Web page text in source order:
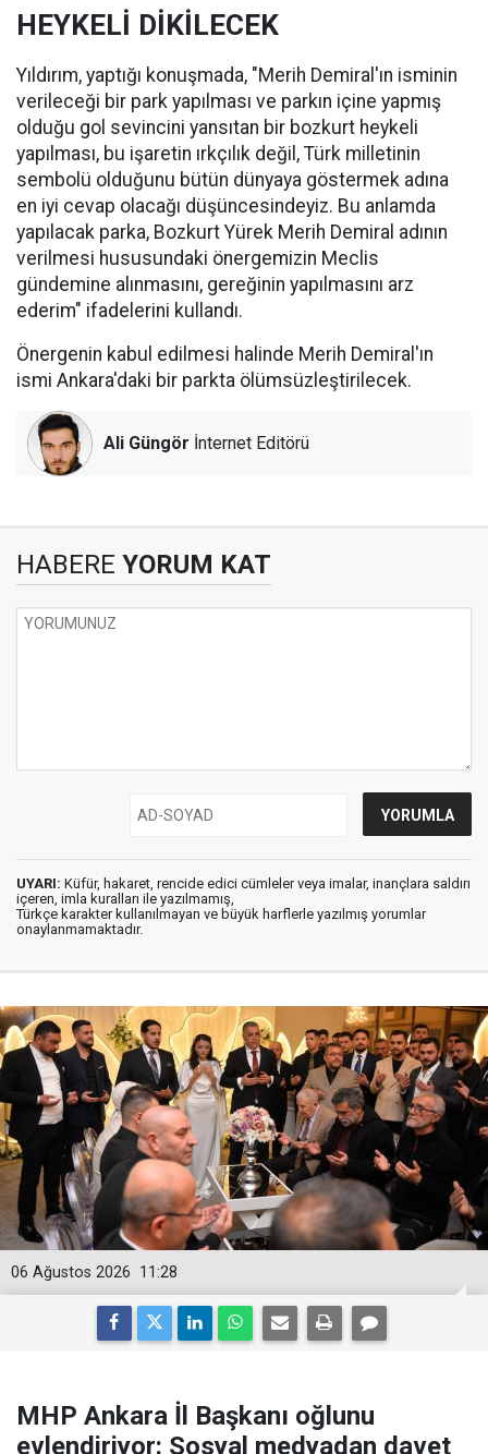
HEYKELİ DİKİLECEK
Yıldırım, yaptığı konuşmada, "Merih Demiral'ın isminin
verileceği bir park yapılması ve parkın içine yapmış
olduğu gol sevincini yansıtan bir bozkurt heykeli
yapılması, bu işaretin ırkçılık değil, Türk milletinin
sembolü olduğunu bütün dünyaya göstermek adına
en iyi cevap olacağı düşüncesindeyiz. Bu anlamda
yapılacak parka, Bozkurt Yürek Merih Demiral adının
verilmesi hususundaki önergemizin Meclis
gündemine alınmasını, gereğinin yapılmasını arz
ederim" ifadelerini kullandı.
Önergenin kabul edilmesi halinde Merih Demiral'ın
ismi Ankara'daki bir parkta ölümsüzleştirilecek.
Ali Güngör İnternet Editörü
HABERE YORUM KAT
UYARI: Küfür, hakaret, rencide edici cümleler veya imalar, inançlara saldırı
içeren, imla kuralları ile yazılmamış,
Türkçe karakter kullanılmayan ve büyük harflerle yazılmış yorumlar
onaylanmamaktadır.
11:28
06 Ağustos 2026
MHP Ankara İl Başkanı oğlunu
evlendiriyor: Sosyal medyadan davet